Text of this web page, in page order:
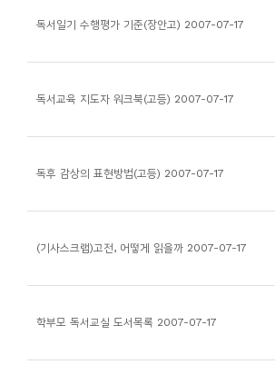
독서일기 수행평가 기준(장안고) 2007-07-17
독서교육 지도자 워크북(고등) 2007-07-17
독후 감상의 표현방법(고등) 2007-07-17
(기사스크랩)고전, 어떻게 읽을까 2007-07-17
학부모 독서교실 도서목록 2007-07-17